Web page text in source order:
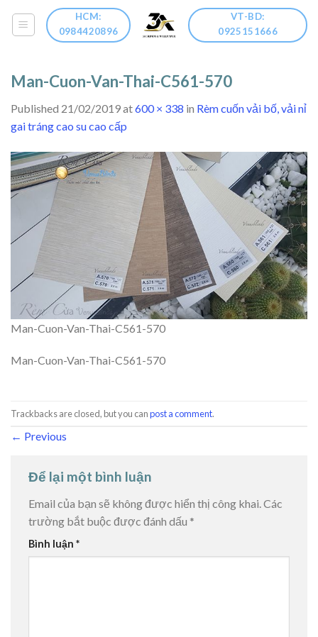
HCM:
0984420896
VT-BD:
0925151666
Man-Cuon-Van-Thai-C561-570
Published 21/02/2019at600 × 338 in Rèm cuốn vải bố, vải nỉ
gai tráng cao su cao cấp
Man-Cuon-Van-Thai-C561-570
Man-Cuon-Van-Thai-C561-570
Trackbacks are closed, but you canpost a comment.
← Previous
Để lại một bình luận
Email của bạn sẽ không được hiển thị công khai.Các
trường bắt buộc được đánh dấu *
Bình luận *